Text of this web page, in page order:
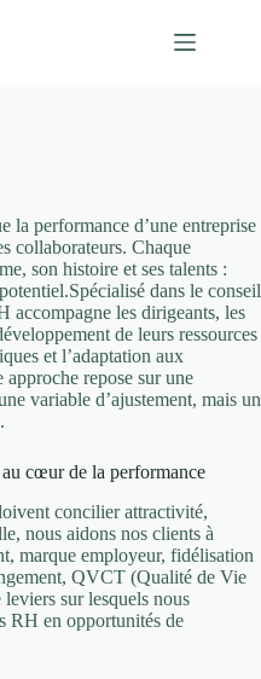
la performance d’une entreprise
collaborateurs. Chaque
son histoire et ses talents :
dans le conseil
accompagne les dirigeants, les
de leurs ressources
et l’adaptation aux
repose sur une
variable d’ajustement, mais un
cœur de la performance
concilier attractivité,
nous aidons nos clients à
marque employeur, fidélisation
QVCT (Qualité de Vie
sur lesquels nous
RH en opportunités de